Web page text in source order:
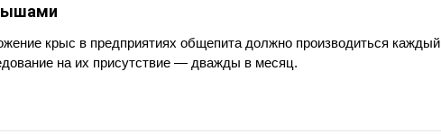
крыс в предприятиях общепита должно производиться каждый
на их присутствие — дважды в месяц.